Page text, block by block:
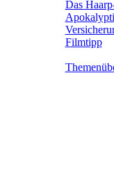
Das
Filmtipp